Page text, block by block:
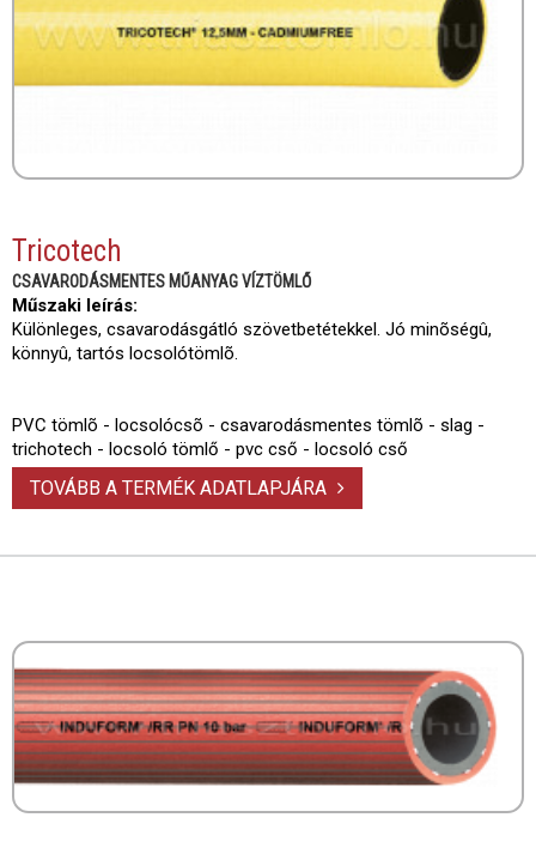
Tricotech
CSAVARODÁSMENTES MŰANYAG VÍZTÖMLŐ
Műszaki leírás:
Különleges, csavarodásgátló szövetbetétekkel. Jó minõségû,
könnyû, tartós locsolótömlõ.
PVC tömlõ - locsolócsõ - csavarodásmentes tömlõ - slag -
trichotech - locsoló tömlő - pvc cső - locsoló cső
TOVÁBB A TERMÉK ADATLAPJÁRA